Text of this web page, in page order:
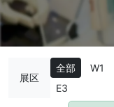
展区
全部 W1
E3